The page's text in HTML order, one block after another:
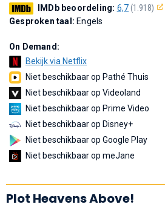
IMDb beoordeling: 6,7(1.918)
Gesproken taal: Engels
On Demand:
Bekijk via Netflix
Niet beschikbaar op Pathé Thuis
Niet beschikbaar op Videoland
Niet beschikbaar op Prime Video
Niet beschikbaar op Disney+
Niet beschikbaar op Google Play
Niet beschikbaar op meJane
Plot Heavens Above!